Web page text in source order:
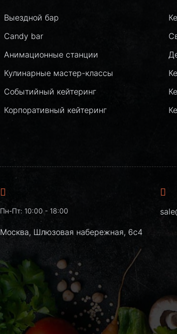
Выездной бар
Candy bar
Анимационные станции
Кулинарные мастер-классы
Событийный кейтеринг
Корпоративный кейтеринг
Пн-Пт: 10:00 - 18:00
Москва, Шлюзовая набережная, 6с4